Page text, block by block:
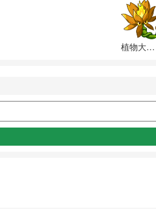
植物大战僵尸融合版(PlantsVsZombiesRH)游戏最新版本下载